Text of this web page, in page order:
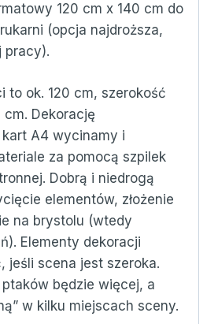
120 cm x 140 cm do
(opcja najdroższa,
pracy).
to ok. 120 cm, szerokość
cm. Dekorację
A4 wycinamy i
za pomocą szpilek
Dobrą i niedrogą
elementów, złożenie
na brystolu (wtedy
Elementy dekoracji
jeśli scena jest szeroka.
będzie więcej, a
w kilku miejscach sceny.